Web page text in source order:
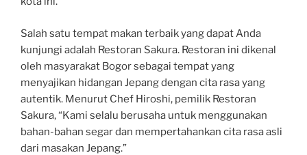
Salah satu tempat makan terbaik yang dapat Anda
kunjungi adalah Restoran Sakura. Restoran ini dikenal
oleh masyarakat Bogor sebagai tempat yang
menyajikan hidangan Jepang dengan cita rasa yang
autentik. Menurut Chef Hiroshi, pemilik Restoran
Sakura, “Kami selalu berusaha untuk menggunakan
bahan-bahan segar dan mempertahankan cita rasa asli
dari masakan Jepang.”